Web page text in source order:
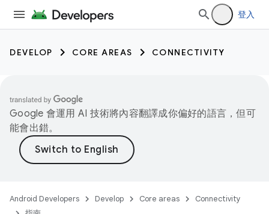
登入
DEVELOP CORE AREAS CONNECTIVITY
Google 會運用 AI 技術將內容翻譯成你偏好的語言，但可
能會出錯。
Android Developers Develop Core areas
Connectivity